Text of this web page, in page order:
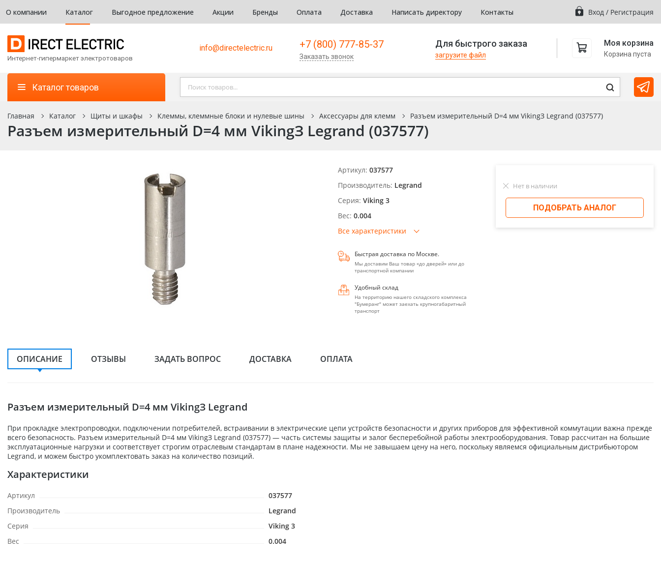
О компании Каталог Выгодное предложение Акции Бренды Оплата Доставка Написать директору Контакты Вход / Регистрация
Интернет-гипермаркет электротоваров
info@directelectric.ru +7 (800) 777-85-37
Заказать звонок
Для быстрого заказа
загрузите файл
Моя корзина
Корзина пуста
Каталог товаров
Главная Каталог Щиты и шкафы Клеммы, клеммные блоки и нулевые шины Аксессуары для клемм Разъем измерительный D=4 мм VikingЗ Legrand (037577)
Разъем измерительный D=4 мм VikingЗ Legrand (037577)
Артикул: 037577
Производитель: Legrand
Серия: Viking 3
Вес: 0.004
Все характеристики
Быстрая доставка по Москве.
Мы доставим Ваш товар «до дверей» или до
транспортной компании
Удобный склад
На территорию нашего складского комплекса
"Бумеранг" может заехать крупногабаритный
транспорт
Нет в наличии
ПОДОБРАТЬ АНАЛОГ
ОПИСАНИЕ ОТЗЫВЫ ЗАДАТЬ ВОПРОС ДОСТАВКА ОПЛАТА
Разъем измерительный D=4 мм VikingЗ Legrand
При прокладке электропроводки, подключении потребителей, встраивании в электрические цепи устройств безопасности и других приборов для эффективной коммутации важна прежде
всего безопасность. Разъем измерительный D=4 мм VikingЗ Legrand (037577) — часть системы защиты и залог бесперебойной работы электрооборудования. Товар рассчитан на большие
эксплуатационные нагрузки и соответствует строгим отраслевым стандартам в плане надежности. Мы не завышаем цену на него, поскольку являемся официальным дистрибьютором
Legrand, и можем быстро укомплектовать заказ на количество позиций.
Характеристики
Артикул
037577
Производитель
Legrand
Серия
Viking 3
Вес
0.004